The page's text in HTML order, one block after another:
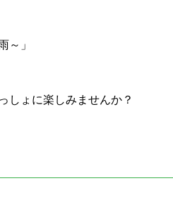
～」
しょに楽しみませんか？